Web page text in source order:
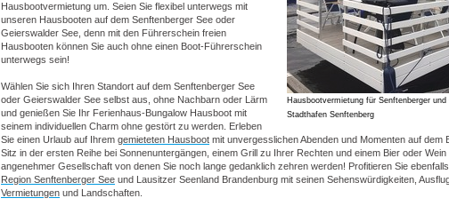
Hausbootvermietung für Senftenberger und
Stadthafen Senftenberg
Hausbootvermietung um. Seien Sie flexibel unterwegs mit
unseren Hausbooten auf dem Senftenberger See oder
Geierswalder See, denn mit den Führerschein freien
Hausbooten können Sie auch ohne einen Boot-Führerschein
unterwegs sein!
Wählen Sie sich Ihren Standort auf dem Senftenberger See
oder Geierswalder See selbst aus, ohne Nachbarn oder Lärm
und genießen Sie Ihr Ferienhaus-Bungalow Hausboot mit
seinem individuellen Charm ohne gestört zu werden. Erleben
Sie einen Urlaub auf Ihrem gemieteten Hausboot mit unvergesslichen Abenden und Momenten auf dem
Sitz in der ersten Reihe bei Sonnenuntergängen, einem Grill zu Ihrer Rechten und einem Bier oder
angenehmer Gesellschaft von denen Sie noch lange gedanklich zehren werden! Profitieren Sie
Region Senftenberger See und Lausitzer Seenland Brandenburg mit seinen Sehenswürdigkeiten,
Vermietungen und Landschaften.